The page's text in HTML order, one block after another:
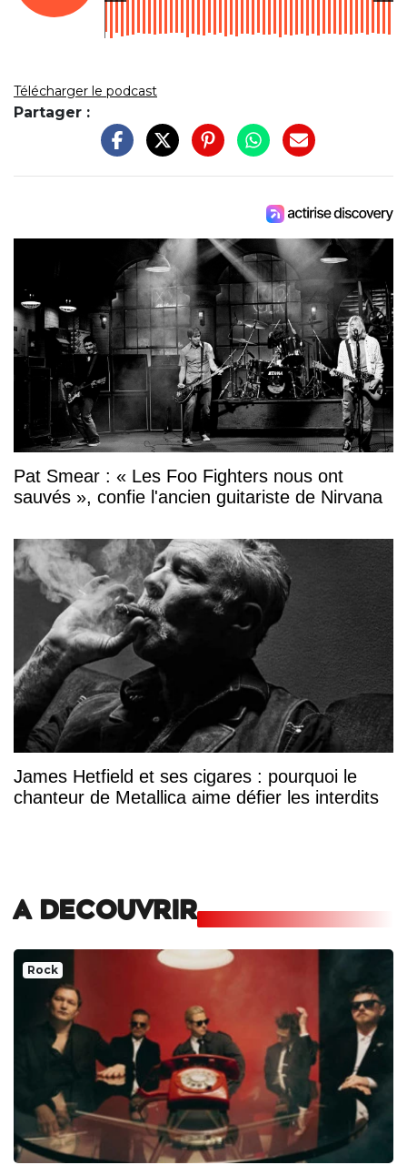
Télécharger le podcast
Partager :
Pat Smear : « Les Foo Fighters nous ont
sauvés », confie l'ancien guitariste de Nirvana
James Hetfield et ses cigares : pourquoi le
chanteur de Metallica aime défier les interdits
A DECOUVRIR
Rock